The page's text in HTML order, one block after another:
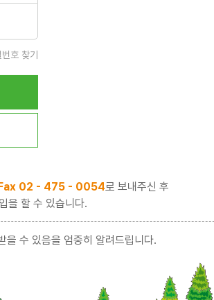
호 찾기
02 - 475 - 0054로 보내주신 후
을 할 수 있습니다.
을 수 있음을 엄중히 알려드립니다.